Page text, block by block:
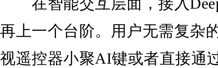
在智能交互层面，接入
再上一个台阶。用户无需复杂
视遥控器小聚AI键或者直接通